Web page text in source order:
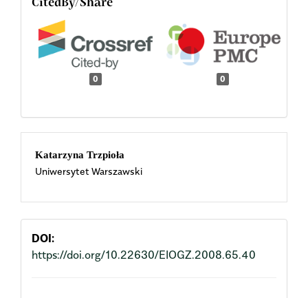
CitedBy/Share
0 0
Main
Article
Content
Katarzyna Trzpioła
Uniwersytet Warszawski
DOI:
https://doi.org/10.22630/EIOGZ.2008.65.40